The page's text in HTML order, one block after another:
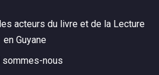
acteurs du livre et de la Lecture
en Guyane
sommes-nous